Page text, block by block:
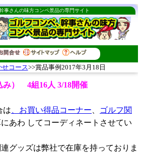
事さんの味方コンペ景品の専門サイト
せコース>>賞品事例2017年3月18日
み） 4組16人 3/18開催
は 、お買い得品コーナー
ゴルフ関
あわ してコーディネートさせてい
グッズは弊社で在庫を持っておりま